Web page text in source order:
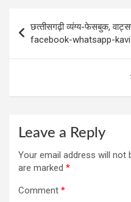
o
k
er
navigation
छत्‍तीसगढ़ी व्‍यंग्‍य-फेसबुक,
facebook-whatsapp-
Leave a Reply
Your email address will not
are marked *
Comment *